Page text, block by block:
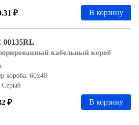
₽ В корзину
00135RL
кабельный короб
короба: 60x40
Серый
₽ В корзину